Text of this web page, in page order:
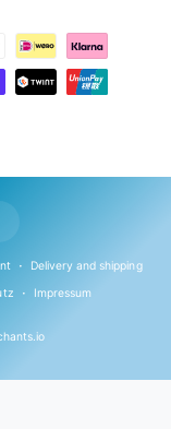
Delivery and shipping
Impressum